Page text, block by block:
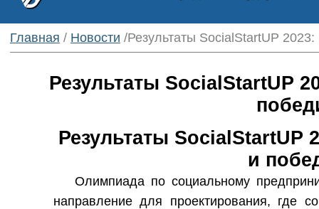
Главная / Новости /Результаты SocialStartUР 2023:
Результаты SocialStartUР
Результаты SocialStartUР
и
Олимпиада по социальному
направление для проектирования, где